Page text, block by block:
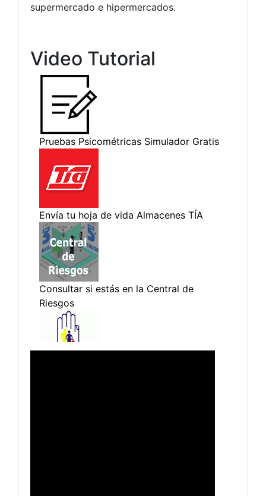
supermercado e hipermercados.
Video Tutorial